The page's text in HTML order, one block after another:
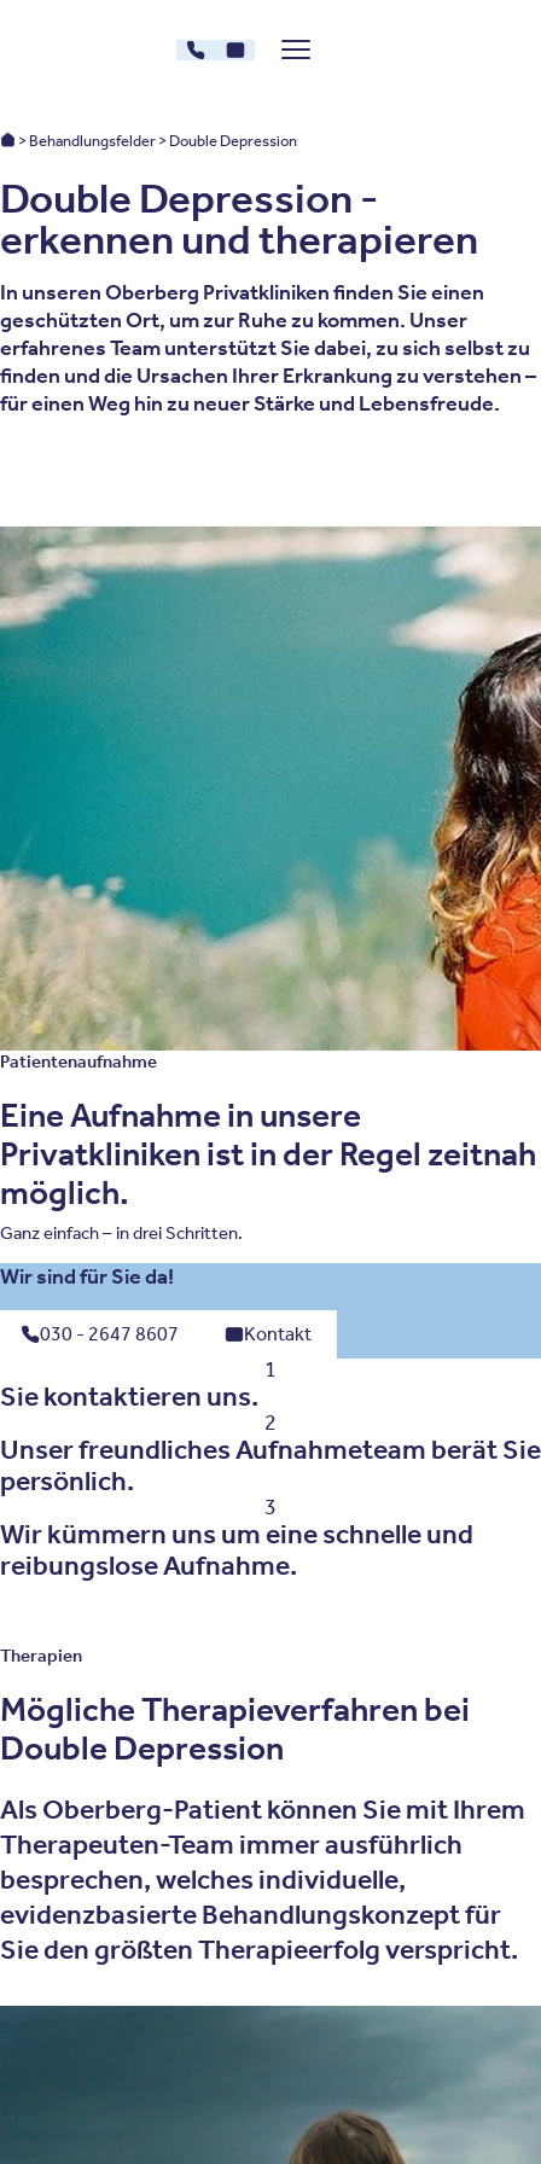
030 - 26478607
Kontakt
Menü zeigen/verstecken
Oberberg Kliniken: Startseite
Behandlungsfelder Double Depression
Double Depression -
erkennen und therapieren
In unseren Oberberg Privatkliniken finden Sie einen
geschützten Ort, um zur Ruhe zu kommen. Unser
erfahrenes Team unterstützt Sie dabei, zu sich selbst zu
finden und die Ursachen Ihrer Erkrankung zu verstehen –
für einen Weg hin zu neuer Stärke und Lebensfreude.
Diagnose Double Depression: Was
tun?
Bei einer Double Depression treten zwei
unterschiedliche Depressionen gleichzeitig
auf. Eine Double Depression kommt
verhältnismäßig selten vor. Sie ist durch
umfangreiche Beeinträchtigungen des
Lebens der Betroffenen gekennzeichnet und
erfordert die Anwendung einer
professionellen Psychotherapie.
Entscheidend ist es, die Symptome
frühzeitig zu erkennen und von der
allgemeinen Depression abzugrenzen.
Patientenaufnahme
Eine Aufnahme in unsere
Privatkliniken ist in der Regel zeitnah
möglich.
Ganz einfach – in drei Schritten.
Wir sind für Sie da!
030 - 2647 8607 Kontakt
1
Sie kontaktieren uns.
2
Unser freundliches Aufnahmeteam berät Sie
persönlich.
3
Wir kümmern uns um eine schnelle und
reibungslose Aufnahme.
Therapien
Mögliche Therapieverfahren bei
Double Depression
Als Oberberg-Patient können Sie mit Ihrem
Therapeuten-Team immer ausführlich
besprechen, welches individuelle,
evidenzbasierte Behandlungskonzept für
Sie den größten Therapieerfolg verspricht.
Zur Behandlung von Double Depression setzen wir unter